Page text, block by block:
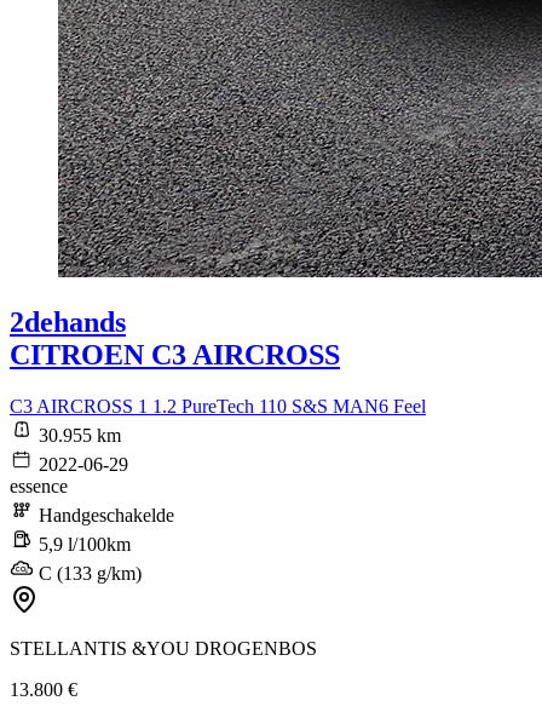
2dehands
CITROEN C3 AIRCROSS
C3 AIRCROSS 1 1.2 PureTech 110 S&S MAN6 Feel
30.955 km
2022-06-29
essence
Handgeschakelde
5,9 l/100km
C (133 g/km)
STELLANTIS &YOU DROGENBOS
13.800 €